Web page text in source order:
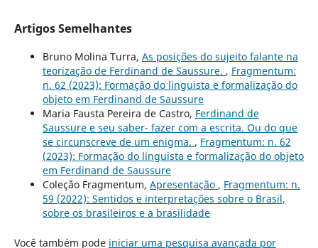
Artigos Semelhantes
Bruno Molina Turra, As posições do sujeito falante na
teorização de Ferdinand de Saussure. , Fragmentum:
n. 62 (2023): Formação do linguista e formalização do
objeto em Ferdinand de Saussure
Maria Fausta Pereira de Castro, Ferdinand de
Saussure e seu saber- fazer com a escrita. Ou do que
se circunscreve de um enigma. , Fragmentum: n. 62
(2023): Formação do linguista e formalização do objeto
em Ferdinand de Saussure
Coleção Fragmentum, Apresentação , Fragmentum: n.
59 (2022): Sentidos e interpretações sobre o Brasil,
sobre os brasileiros e a brasilidade
Você também pode iniciar uma pesquisa avançada por